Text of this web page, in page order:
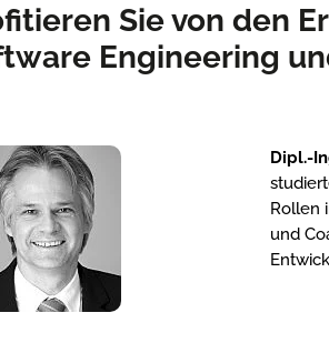
Sie von den
Engineering
Dipl.-
Rollen
und